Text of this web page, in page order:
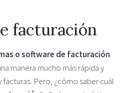
facturación
o software de facturación
manera mucho más rápida y
Pero, ¿cómo saber cuál